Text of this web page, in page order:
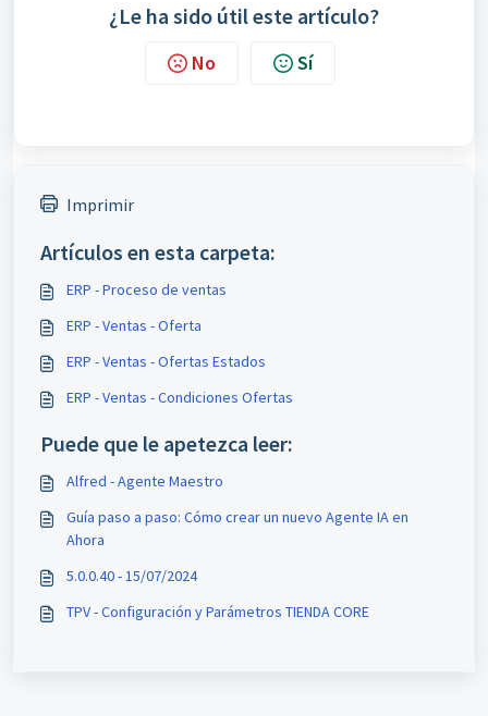
¿Le ha sido útil este artículo?
No Sí
Imprimir
Artículos en esta carpeta:
ERP - Proceso de ventas
ERP - Ventas - Oferta
ERP - Ventas - Ofertas Estados
ERP - Ventas - Condiciones Ofertas
Puede que le apetezca leer:
Alfred - Agente Maestro
Guía paso a paso: Cómo crear un nuevo Agente IA en
Ahora
5.0.0.40 - 15/07/2024
TPV - Configuración y Parámetros TIENDA CORE